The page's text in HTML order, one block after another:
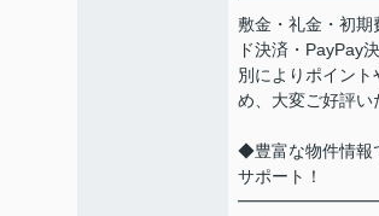
敷金・礼金・初期
ド決済・PayPay
別によりポイント
め、大変ご好評い
◆豊富な物件情報
サポート！